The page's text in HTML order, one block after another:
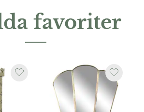
favoriter